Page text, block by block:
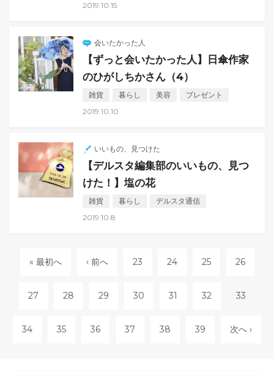
2019.10.15
会いたかった人
【ずっと会いたかった人】日傘作家
のひがしちかさん（4）
雑貨 暮らし 美容
プレゼント
2019.10.10
いいもの、見つけた
【デルスタ編集部のいいもの、見つ
けた！】塩の花
雑貨 暮らし
デルスタ通信
2019.10.8
« 最初へ ‹ 前へ 23 24 25 26
27 28 29 30 31 32 33
34 35 36 37 38 39 次へ ›